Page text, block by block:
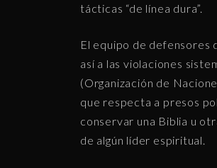
tácticas “de línea dura”.
El equipo de defensores
así a las violaciones
(Organización de
que respecta a presos
conservar una Biblia u
de algún líder espiritual.